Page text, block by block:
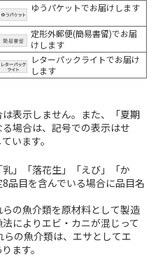
ゆうパケットでお届けします
定形外郵便(簡易書留)でお届
けします
レターパックライトでお届け
します
表示しません。また、「夏期
場合は、記号での表示はせ
います。
」「落花生」「えび」「か
品目を含んでいる場合に品目名
の魚介類を原材料として製造
によりエビ・カニが混じって
の魚介類は、エサとしてエ
ます。